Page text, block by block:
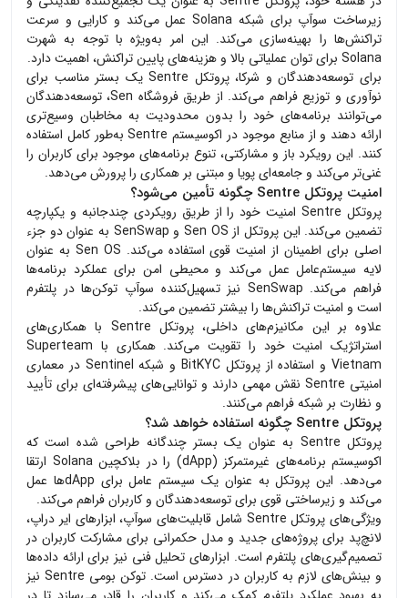
زیرساخت سوآپ برای شبکه Solana عمل می‌کند و کارایی و سرعت
تراکنش‌ها را بهینه‌سازی می‌کند. این امر به‌ویژه با توجه به شهرت
Solana برای توان عملیاتی بالا و هزینه‌های پایین تراکنش، اهمیت دارد.
برای توسعه‌دهندگان و شرکا، پروتکل Sentre یک بستر مناسب برای
نوآوری و توزیع فراهم می‌کند. از طریق فروشگاه Sen، توسعه‌دهندگان
می‌توانند برنامه‌های خود را بدون محدودیت به مخاطبان وسیع‌تری
ارائه دهند و از منابع موجود در اکوسیستم Sentre به‌طور کامل استفاده
کنند. این رویکرد باز و مشارکتی، تنوع برنامه‌های موجود برای کاربران را
غنی‌تر می‌کند و جامعه‌ای پویا و مبتنی بر همکاری را پرورش می‌دهد.
امنیت پروتکل Sentre چگونه تأمین می‌شود؟
پروتکل Sentre امنیت خود را از طریق رویکردی چندجانبه و یکپارچه
تضمین می‌کند. این پروتکل از Sen OS و SenSwap به عنوان دو جزء
اصلی برای اطمینان از امنیت قوی استفاده می‌کند. Sen OS به عنوان
لایه سیستم‌عامل عمل می‌کند و محیطی امن برای عملکرد برنامه‌ها
فراهم می‌کند. SenSwap نیز تسهیل‌کننده سوآپ توکن‌ها در پلتفرم
است و امنیت تراکنش‌ها را بیشتر تضمین می‌کند.
علاوه بر این مکانیزم‌های داخلی، پروتکل Sentre با همکاری‌های
استراتژیک امنیت خود را تقویت می‌کند. همکاری با Superteam
Vietnam و استفاده از پروتکل BitKYC و شبکه Sentinel در معماری
امنیتی Sentre نقش مهمی دارند و توانایی‌های پیشرفته‌ای برای تأیید
و نظارت بر شبکه فراهم می‌کنند.
پروتکل Sentre چگونه استفاده خواهد شد؟
پروتکل Sentre به عنوان یک بستر چندگانه طراحی شده است که
اکوسیستم برنامه‌های غیرمتمرکز (dApp) را در بلاکچین Solana ارتقا
می‌دهد. این پروتکل به عنوان یک سیستم عامل برای dAppها عمل
می‌کند و زیرساختی قوی برای توسعه‌دهندگان و کاربران فراهم می‌کند.
ویژگی‌های پروتکل Sentre شامل قابلیت‌های سوآپ، ابزارهای ایر دراپ،
لانچ‌پد برای پروژه‌های جدید و مدل حکمرانی برای مشارکت کاربران در
تصمیم‌گیری‌های پلتفرم است. ابزارهای تحلیل فنی نیز برای ارائه داده‌ها
و بینش‌های لازم به کاربران در دسترس است. توکن بومی Sentre نیز